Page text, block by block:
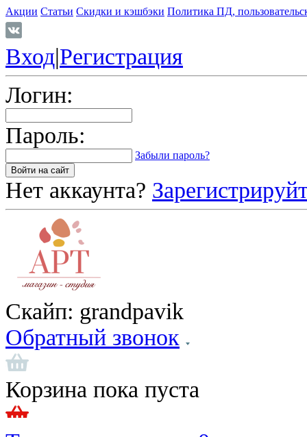
Акции Статьи Скидки и кэшбэки Политика ПД,
Вход|Регистрация
Логин:
Пароль:
Забыли пароль?
Нет аккаунта?
Скайп: grandpavik
Обратный звонок
Корзина пока пуста